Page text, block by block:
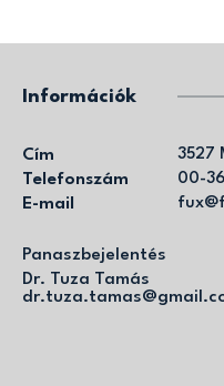
Információk
Cím 3527
Telefonszám 00-
E-mail
Panaszbejelentés
Dr. Tuza Tamás